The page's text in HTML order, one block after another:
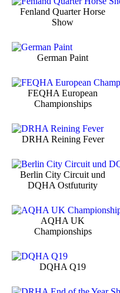
Fenland Quarter Horse
Show
German Paint
FEQHA European
Championships
DRHA Reining Fever
Berlin City Circuit und
DQHA Ostfuturity
AQHA UK
Championships
DQHA Q19